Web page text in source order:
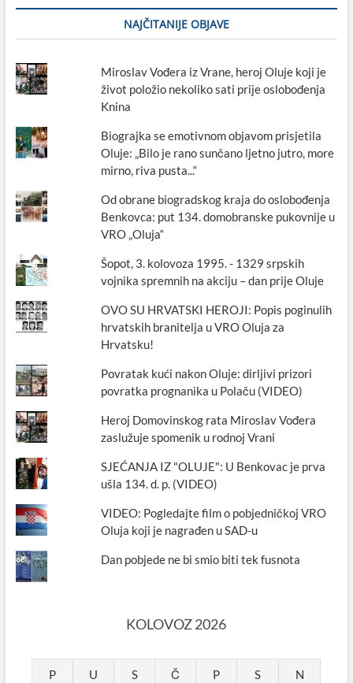
NAJČITANIJE OBJAVE
Miroslav Vođera iz Vrane, heroj Oluje koji je
život položio nekoliko sati prije oslobođenja
Knina
Biograjka se emotivnom objavom prisjetila
Oluje: „Bilo je rano sunčano ljetno jutro, more
mirno, riva pusta...“
Od obrane biogradskog kraja do oslobođenja
Benkovca: put 134. domobranske pukovnije u
VRO „Oluja“
Šopot, 3. kolovoza 1995. - 1329 srpskih
vojnika spremnih na akciju – dan prije Oluje
OVO SU HRVATSKI HEROJI: Popis poginulih
hrvatskih branitelja u VRO Oluja za
Hrvatsku!
Povratak kući nakon Oluje: dirljivi prizori
povratka prognanika u Polaču (VIDEO)
Heroj Domovinskog rata Miroslav Vođera
zaslužuje spomenik u rodnoj Vrani
SJEĆANJA IZ "OLUJE": U Benkovac je prva
ušla 134. d. p. (VIDEO)
VIDEO: Pogledajte film o pobjedničkoj VRO
Oluja koji je nagrađen u SAD-u
Dan pobjede ne bi smio biti tek fusnota
KOLOVOZ 2026
P U S Č P S N